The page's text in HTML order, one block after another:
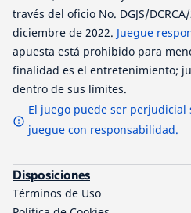
través del oficio No. DGJS/
diciembre de 2022. Juegue
apuesta está prohibido para
finalidad es el entretenimiento;
dentro de sus límites.
El juego puede ser perjudicial
juegue con responsabilidad.
Disposiciones
Términos de Uso